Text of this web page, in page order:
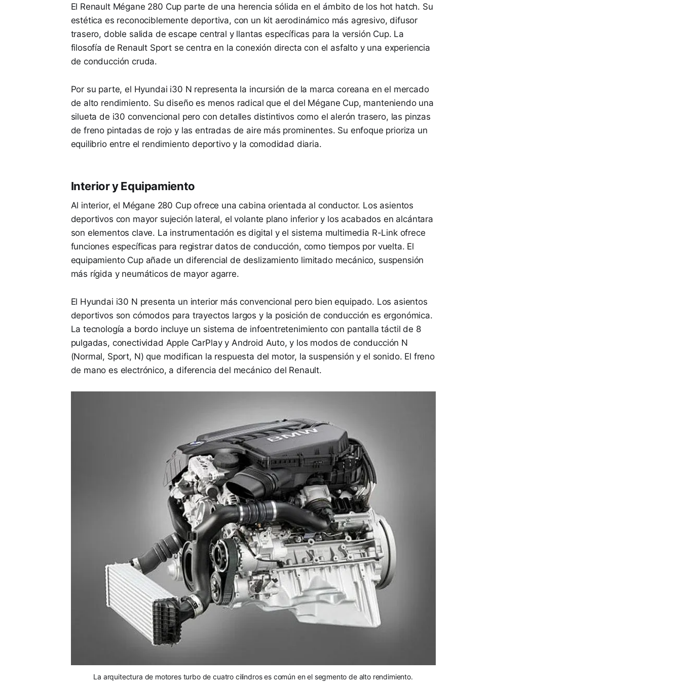
El Renault Mégane 280 Cup parte de una herencia sólida en el ámbito de los hot hatch. Su
estética es reconociblemente deportiva, con un kit aerodinámico más agresivo, difusor
trasero, doble salida de escape central y llantas específicas para la versión Cup. La
filosofía de Renault Sport se centra en la conexión directa con el asfalto y una experiencia
de conducción cruda.
Por su parte, el Hyundai i30 N representa la incursión de la marca coreana en el mercado
de alto rendimiento. Su diseño es menos radical que el del Mégane Cup, manteniendo una
silueta de i30 convencional pero con detalles distintivos como el alerón trasero, las pinzas
de freno pintadas de rojo y las entradas de aire más prominentes. Su enfoque prioriza un
equilibrio entre el rendimiento deportivo y la comodidad diaria.
Interior y Equipamiento
Al interior, el Mégane 280 Cup ofrece una cabina orientada al conductor. Los asientos
deportivos con mayor sujeción lateral, el volante plano inferior y los acabados en alcántara
son elementos clave. La instrumentación es digital y el sistema multimedia R-Link ofrece
funciones específicas para registrar datos de conducción, como tiempos por vuelta. El
equipamiento Cup añade un diferencial de deslizamiento limitado mecánico, suspensión
más rígida y neumáticos de mayor agarre.
El Hyundai i30 N presenta un interior más convencional pero bien equipado. Los asientos
deportivos son cómodos para trayectos largos y la posición de conducción es ergonómica.
La tecnología a bordo incluye un sistema de infoentretenimiento con pantalla táctil de 8
pulgadas, conectividad Apple CarPlay y Android Auto, y los modos de conducción N
(Normal, Sport, N) que modifican la respuesta del motor, la suspensión y el sonido. El freno
de mano es electrónico, a diferencia del mecánico del Renault.
La arquitectura de motores turbo de cuatro cilindros es común en el segmento de alto rendimiento.